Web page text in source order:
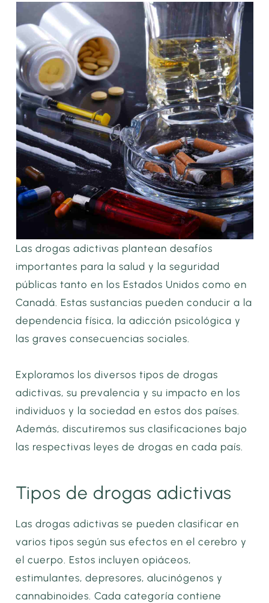
Las drogas adictivas plantean desafíos
importantes para la salud y la seguridad
públicas tanto en los Estados Unidos como en
Canadá. Estas sustancias pueden conducir a la
dependencia física, la adicción psicológica y
las graves consecuencias sociales.
Exploramos los diversos tipos de drogas
adictivas, su prevalencia y su impacto en los
individuos y la sociedad en estos dos países.
Además, discutiremos sus clasificaciones bajo
las respectivas leyes de drogas en cada país.
Tipos de drogas adictivas
Las drogas adictivas se pueden clasificar en
varios tipos según sus efectos en el cerebro y
el cuerpo. Estos incluyen opiáceos,
estimulantes, depresores, alucinógenos y
cannabinoides. Cada categoría contiene